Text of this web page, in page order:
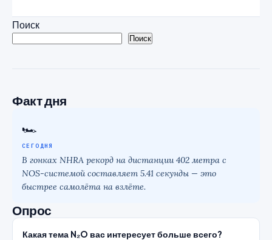
Поиск
Поиск
Факт дня
🏎
СЕГОДНЯ
В гонках NHRA рекорд на дистанции 402 метра с
NOS-системой составляет 5.41 секунды — это
быстрее самолёта на взлёте.
Опрос
Какая тема N₂O вас интересует больше всего?